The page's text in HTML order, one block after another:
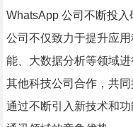
WhatsApp 公司不断投入
公司不仅致力于提升应
能、大数据分析等领域
其他科技公司合作，共
通过不断引入新技术和